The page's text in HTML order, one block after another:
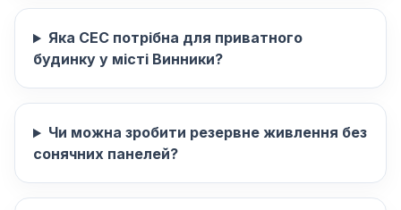
Яка СЕС потрібна для приватного
будинку у місті Винники?
Чи можна зробити резервне живлення без
сонячних панелей?